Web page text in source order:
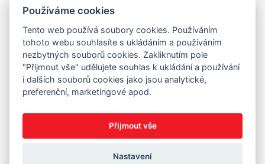
Používáme cookies
Tento web používá soubory cookies. Používáním
tohoto webu souhlasíte s ukládáním a používáním
nezbytných souborů cookies. Zakliknutím pole
"Přijmout vše" udělujete souhlas k ukládání a používání
i dalších souborů cookies jako jsou analytické,
preferenční, marketingové apod.
Přijmout vše
Nastavení